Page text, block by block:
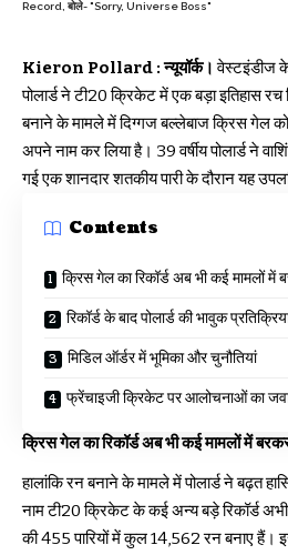
Record, बोले- "Sorry, Universe Boss"
Kieron Pollard : न्यूयॉर्क। वेस्टइंडीज
पोलार्ड ने टी20 क्रिकेट में एक बड़ा इतिहास रच
बनाने के मामले में दिग्गज बल्लेबाज क्रिस गेल को
अपने नाम कर लिया है। 39 वर्षीय पोलार्ड ने
गई एक शानदार शतकीय पारी के दौरान यह
Contents
क्रिस गेल का रिकॉर्ड अब भी कई मामलों में
रिकॉर्ड के बाद पोलार्ड की भावुक
मिडिल ऑर्डर में भूमिका और चुनौतियां
फ्रेंचाइजी क्रिकेट पर आलोचनाओं का
क्रिस गेल का रिकॉर्ड अब भी कई मामलों में
हालांकि रन बनाने के मामले में पोलार्ड ने बढ़त
नाम टी20 क्रिकेट के कई अन्य बड़े रिकॉर्ड
की 455 पारियों में कुल 14,562 रन बनाए हैं।